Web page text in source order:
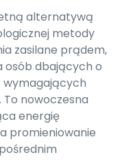
alternatywą
metody
zasilane prądem,
osób dbających o
wymagających
nowoczesna
energię
promieniowanie